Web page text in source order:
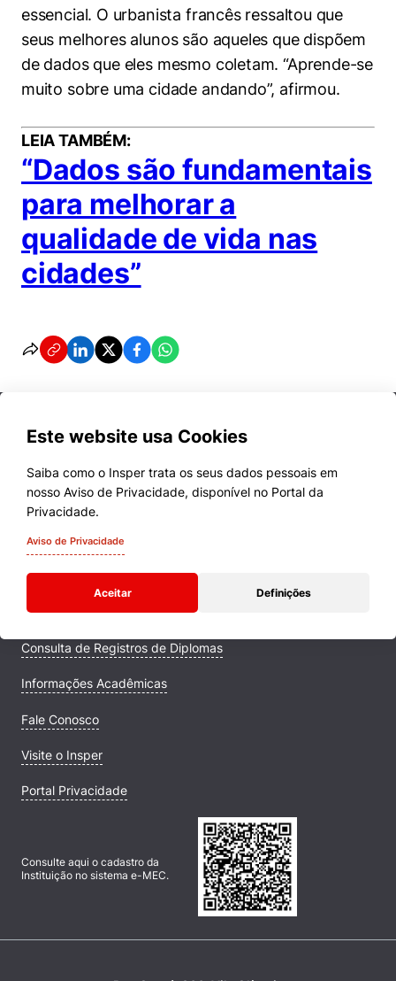
essencial. O urbanista francês ressaltou que
seus melhores alunos são aqueles que dispõem
de dados que eles mesmo coletam. “Aprende-se
muito sobre uma cidade andando”, afirmou.
LEIA TAMBÉM:
“Dados são fundamentais
para melhorar a
qualidade de vida nas
cidades”
Este website usa Cookies
Saiba como o Insper trata os seus dados pessoais em
nosso Aviso de Privacidade, disponível no Portal da
Privacidade.
Aviso de Privacidade
Aceitar Definições
Cursos
Quem Somos
Comunidade Transforme
Campus
Consulta de Registros de Diplomas
Informações Acadêmicas
Fale Conosco
Visite o Insper
Portal Privacidade
Consulte aqui o cadastro da
Instituição no sistema e-MEC.